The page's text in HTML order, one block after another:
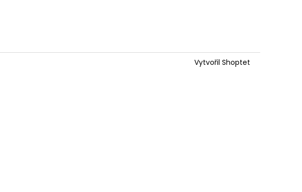
Vytvořil Shoptet